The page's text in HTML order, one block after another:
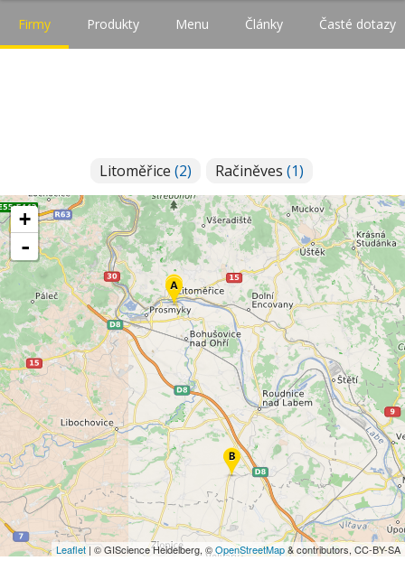
Firmy Produkty Menu Články Časté dotazy
Litoměřice (2) Račiněves (1)
+
-
Leaflet | © GIScience Heidelberg, ©OpenStreetMap& contributors, CC-BY-SA